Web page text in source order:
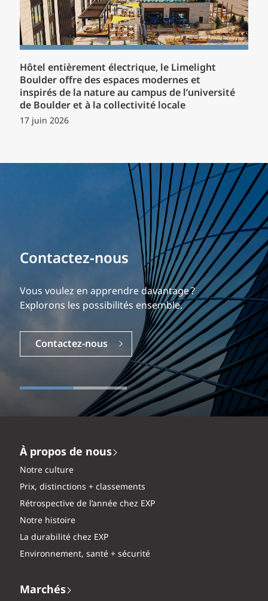
Hôtel entièrement électrique, le Limelight
Boulder offre des espaces modernes et
inspirés de la nature au campus de l’université
de Boulder et à la collectivité locale
17 juin 2026
Contactez-nous
Vous voulez en apprendre davantage ?
Explorons les possibilités ensemble.
Contactez-nous
Bâtissez votre carrière
Notre expérience est ce qui nous différencie.
Explorez une carrière dynamique et gratifiante
chez EXP.
Carrières
À propos de nous
Notre culture
Prix, distinctions + classements
Rétrospective de l’année chez EXP
Notre histoire
La durabilité chez EXP
Environnement, santé + sécurité
Marchés